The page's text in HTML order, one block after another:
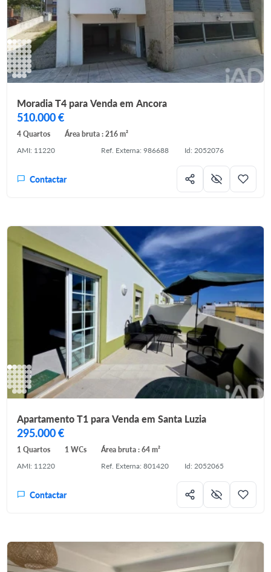
Moradia T4 para Venda em Ancora
510.000 €
4 Quartos
Área bruta : 216 m²
AMI: 11220
Ref. Externa: 986688 Id: 2052076
Contactar
Apartamento T1 para Venda em Santa Luzia
295.000 €
1 Quartos 1 WCs
Área bruta : 64 m²
AMI: 11220
Ref. Externa: 801420 Id: 2052065
Contactar